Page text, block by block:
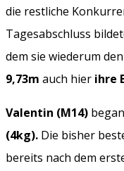
die restliche
Tagesabschluss
dem sie wiederum
9,73m auch hier ihre
Valentin (M14)
(4kg). Die bisher
bereits nach dem